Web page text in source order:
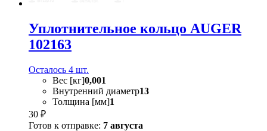
Уплотнительное кольцо AUGER
102163
Осталось 4 шт.
Вес [кг]0,001
Внутренний диаметр13
Толщина [мм]1
30 ₽
Готов к отправке: 7 августа